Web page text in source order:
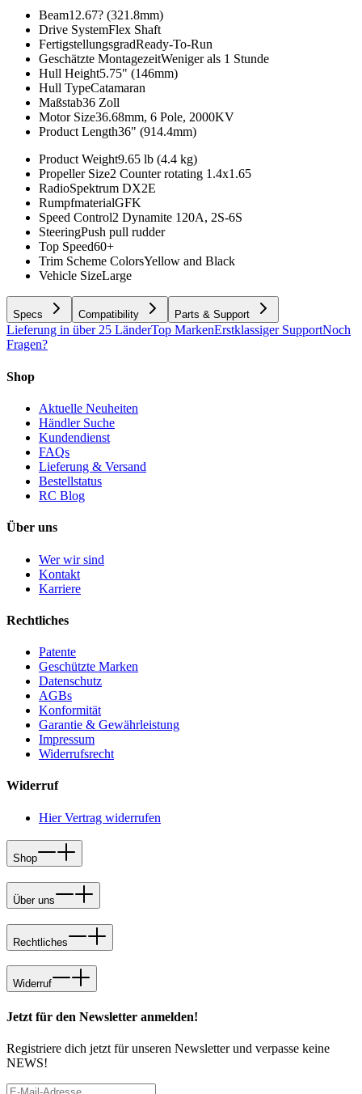
Beam12.67? (321.8mm)
Drive SystemFlex Shaft
FertigstellungsgradReady-To-Run
Geschätzte MontagezeitWeniger als 1 Stunde
Hull Height5.75" (146mm)
Hull TypeCatamaran
Maßstab36 Zoll
Motor Size36.68mm, 6 Pole, 2000KV
Product Length36" (914.4mm)
Product Weight9.65 lb (4.4 kg)
Propeller Size2 Counter rotating 1.4x1.65
RadioSpektrum DX2E
RumpfmaterialGFK
Speed Control2 Dynamite 120A, 2S-6S
SteeringPush pull rudder
Top Speed60+
Trim Scheme ColorsYellow and Black
Vehicle SizeLarge
Specs Compatibility Parts & Support
Lieferung in über 25 LänderTop MarkenErstklassiger SupportNoch
Fragen?
Shop
Aktuelle Neuheiten
Händler Suche
Kundendienst
FAQs
Lieferung & Versand
Bestellstatus
RC Blog
Über uns
Wer wir sind
Kontakt
Karriere
Rechtliches
Patente
Geschützte Marken
Datenschutz
AGBs
Konformität
Garantie & Gewährleistung
Impressum
Widerrufsrecht
Widerruf
Hier Vertrag widerrufen
Shop
Über uns
Rechtliches
Widerruf
Jetzt für den Newsletter anmelden!
Registriere dich jetzt für unseren Newsletter und verpasse keine
NEWS!